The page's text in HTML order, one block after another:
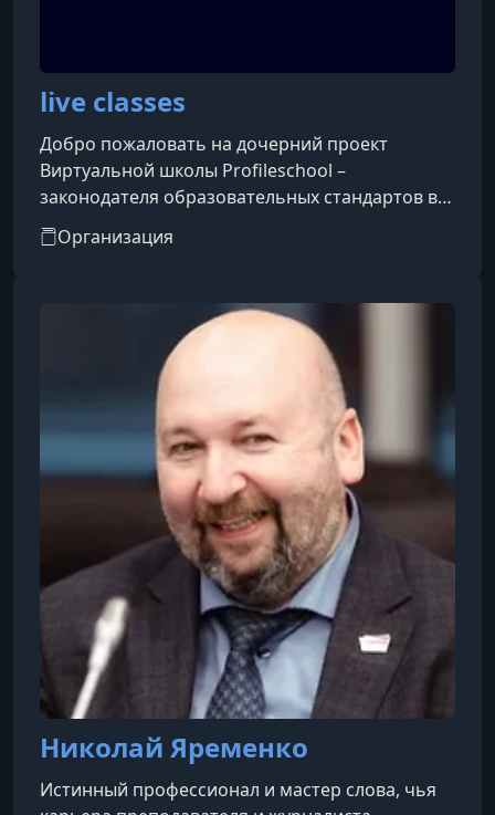
live classes
Добро пожаловать на дочерний проект
Виртуальной школы Profileschool –
законодателя образовательных стандартов в
Рунете.Более пяти лет наши специалисты
работали над созданием эффективных
занимались поиском выдающихся
специалистов в России и за рубежом,
адаптировали лучшие из существующих
программ для онлайн-формата и создавали
новые. Теперь наш опыт доступен в новом
формате: на первой профессиональной образ
Организация
Николай Яременко
Истинный профессионал и мастер слова, чья